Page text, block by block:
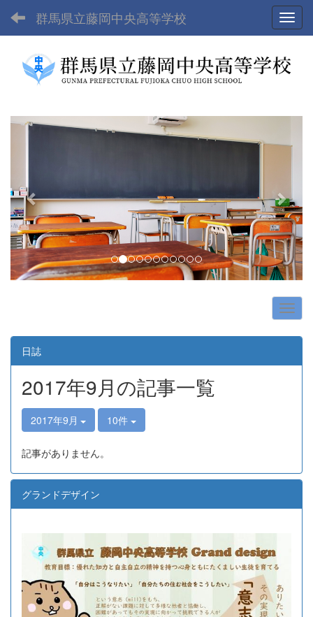
群馬県立藤岡中央高等学校
p
i
o
u
s
e
日誌
2017年9月の記事一覧
2017年9月 10件
記事がありません。
グランドデザイン